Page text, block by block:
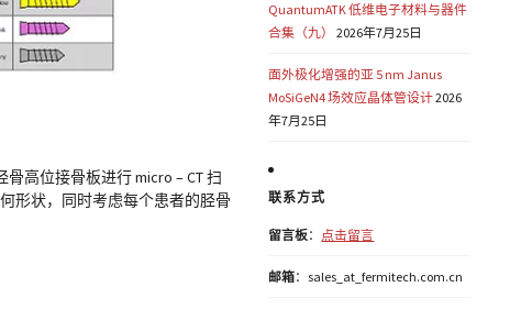
高位接骨板进行 micro – CT 扫
形状，同时考虑每个患者的胫骨
QuantumATK 低维电子材料与器件
合集（九）
2026年7月25日
面外极化增强的亚 5 nm Janus
MoSiGeN4 场效应晶体管设计2026
年7月25日
联系方式
留言板： 点击留言
邮箱：sales_at_fermitech.com.cn